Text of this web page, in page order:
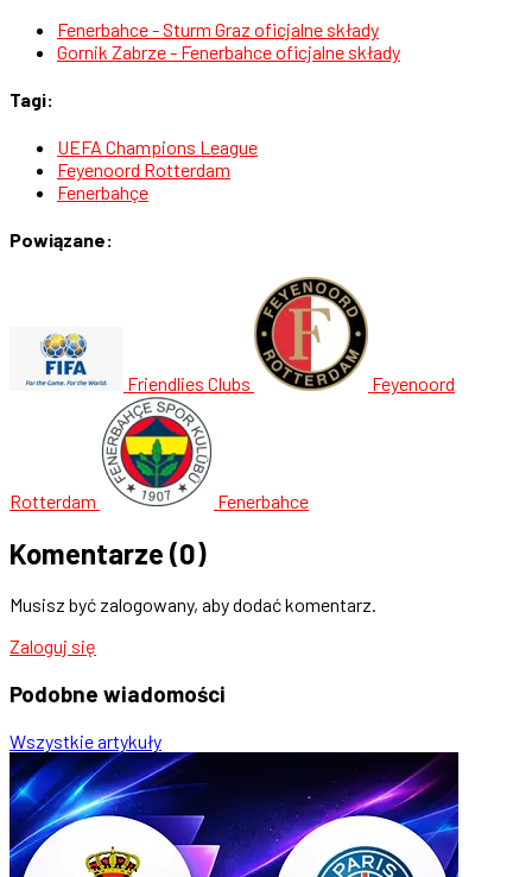
Fenerbahce - Sturm Graz oficjalne składy
Gornik Zabrze - Fenerbahce oficjalne składy
Tagi:
UEFA Champions League
Feyenoord Rotterdam
Fenerbahçe
Powiązane:
Friendlies Clubs Feyenoord
Rotterdam Fenerbahce
Komentarze (0)
Musisz być zalogowany, aby dodać komentarz.
Zaloguj się
Podobne wiadomości
Wszystkie artykuły